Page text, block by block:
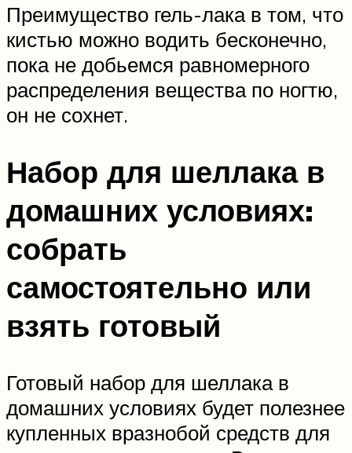
Преимущество гель-лака в том, что
кистью можно водить бесконечно,
пока не добьемся равномерного
распределения вещества по ногтю,
он не сохнет.
Набор для шеллака в
домашних условиях:
собрать
самостоятельно или
взять готовый
Готовый набор для шеллака в
домашних условиях будет полезнее
купленных вразнобой средств для